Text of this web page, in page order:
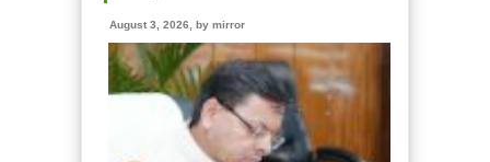
होगा
सुदृढ़ीकरण
एवं
आधुनिकीकरण
August 3, 2026, by mirror